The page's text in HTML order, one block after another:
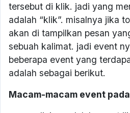
tersebut di klik. jadi yang
adalah “klik”. misalnya jika
akan di tampilkan pesan
sebuah kalimat. jadi event
beberapa event yang
adalah sebagai berikut.
Macam-macam event